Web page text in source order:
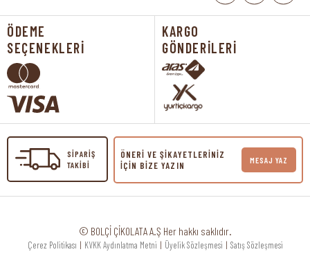
ÖDEME
SEÇENEKLERİ
KARGO
GÖNDERİLERİ
SİPARİŞ
TAKİBİ
ÖNERİ VE ŞİKAYETLERİNİZ
İÇİN BİZE YAZIN
MESAJ YAZ
© BOLÇİ ÇİKOLATA A.Ş Her hakkı saklıdır.
Çerez Politikası | KVKK Aydınlatma Metni | Üyelik Sözleşmesi | Satış Sözleşmesi